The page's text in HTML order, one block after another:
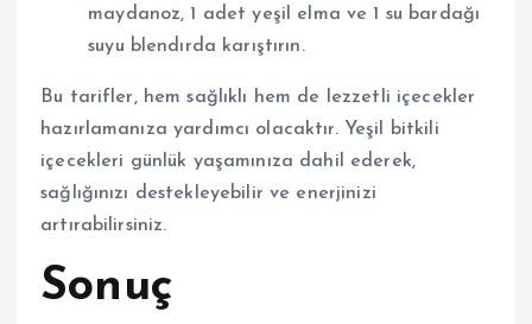
maydanoz, 1 adet yeşil elma ve 1 su bardağı
suyu blendırda karıştırın.
Bu tarifler, hem sağlıklı hem de lezzetli içecekler
hazırlamanıza yardımcı olacaktır. Yeşil bitkili
içecekleri günlük yaşamınıza dahil ederek,
sağlığınızı destekleyebilir ve enerjinizi
artırabilirsiniz.
Sonuç